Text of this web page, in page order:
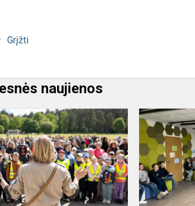
Grįžti
naujienos
Kvietimas
į
vaiko
teisių
gynėjų
„Žygį
už